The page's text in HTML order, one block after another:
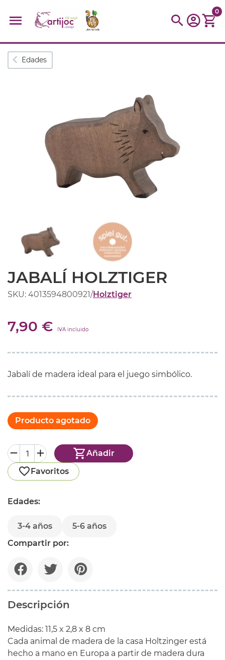
Búsquedas populares
Puzzle
0
Edades
JABALÍ HOLZTIGER
SKU: 4013594800921/Holztiger
7,90 € IVA incluido
Jabalí de madera ideal para el juego simbólico.
Producto agotado
Añadir
Favoritos
Edades:
3-4 años
5-6 años
Compartir por:
Descripción
Medidas: 11,5 x 2,8 x 8 cm
Cada animal de madera de la casa Holtzinger está
hecho a mano en Europa a partir de madera dura